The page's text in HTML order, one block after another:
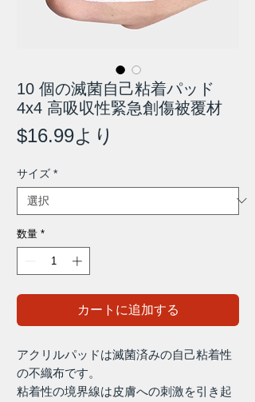
10 個の滅菌自己粘着パッド
4x4 高吸収性緊急創傷被覆材
$16.99より
ル
サイズ *
数量 *
カートに追加する
アクリルパッドは滅菌済みの自己粘着性
の不織布です。
粘着性の境界線は皮膚への刺激を引き起